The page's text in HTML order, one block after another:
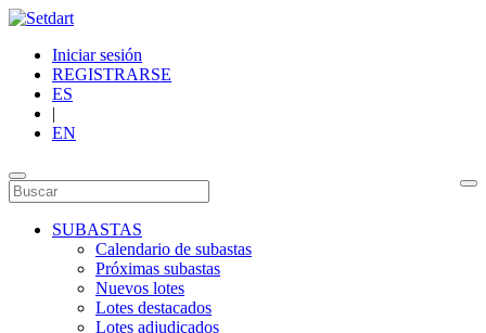
Iniciar sesión
REGISTRARSE
ES
|
EN
SUBASTAS
Calendario de subastas
Próximas subastas
Nuevos lotes
Lotes destacados
Lotes adjudicados